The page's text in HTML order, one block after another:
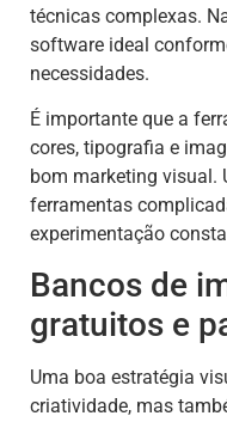
técnicas complexas.
software ideal
necessidades.
É importante que a
cores, tipografia e
bom marketing visual.
ferramentas
experimentação
Bancos de
gratuitos e
Uma boa estratégia
criatividade, mas